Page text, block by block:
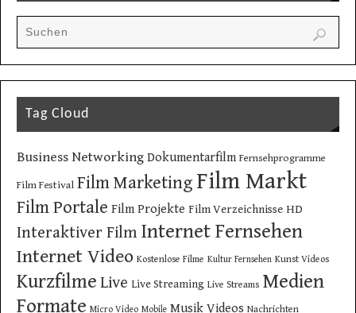
Tag Cloud
Business Networking Dokumentarfilm Fernsehprogramme
Film Festival Film Marketing Film Markt
Film Portale Film Projekte Film Verzeichnisse HD
Interaktiver Film Internet Fernsehen
Internet Video Kostenlose Filme Kultur Fernsehen Kunst Videos
Kurzfilme Live Live Streaming Live Streams Medien
Formate Micro Video Mobile Musik Videos Nachrichten